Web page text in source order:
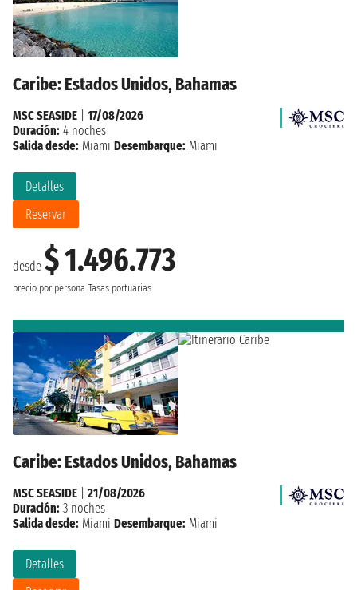
Caribe: Estados Unidos, Bahamas
desde $ 1.496.773
precio por persona Tasas portuarias
Detalles
Reservar
MSC SEASIDE
17/08/2026
Duración: 4 noches
Salida desde: Miami Desembarque: Miami
Caribe: Estados Unidos, Bahamas
Detalles
MSC SEASIDE
21/08/2026
Duración: 3 noches
Salida desde: Miami Desembarque: Miami